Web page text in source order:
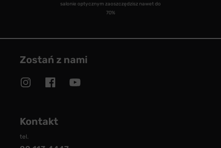
salonie optycznym zaoszczędzisz nawet do
70%
Zostań z nami
Kontakt
tel.